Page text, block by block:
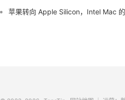
苹果转向 Apple Silicon，Intel Mac